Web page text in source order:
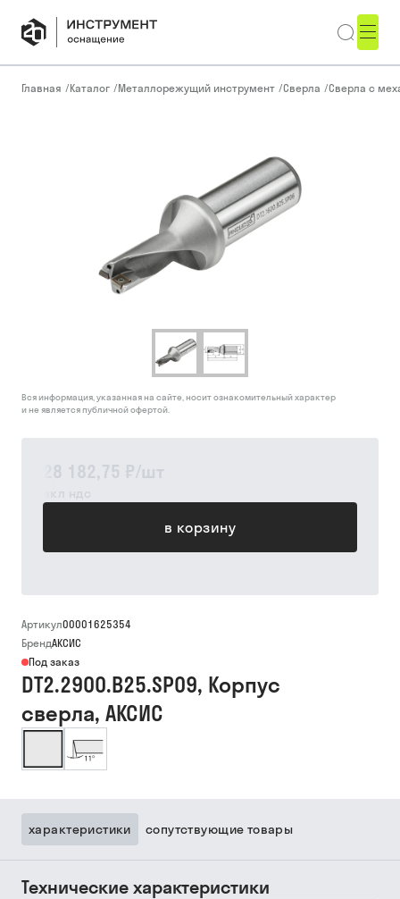
Главная /Каталог /Металлорежущий инструмент /Сверла /Сверла с
28 182,75 ₽/шт
вкл ндс
в корзину
Вся информация, указанная на сайте, носит ознакомительный характер
и не является публичной офертой.
Артикул00001625354
БрендАКСИС
Под заказ
DT2.2900.B25.SP09, Корпус
сверла, АКСИС
характеристики сопутствующие товары
Технические характеристики